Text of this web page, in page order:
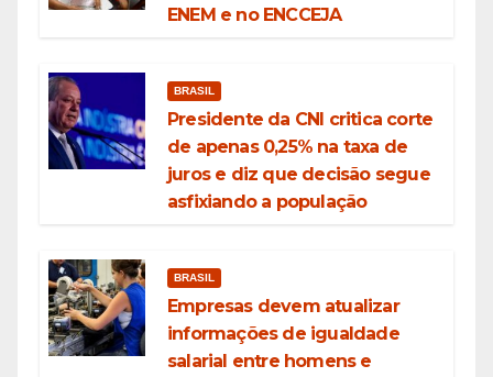
ENEM e no ENCCEJA
BRASIL
Presidente da CNI critica corte
de apenas 0,25% na taxa de
juros e diz que decisão segue
asfixiando a população
BRASIL
Empresas devem atualizar
informações de igualdade
salarial entre homens e